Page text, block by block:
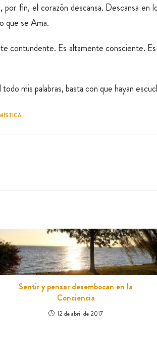
fin, el corazón descansa. Descansa en
que se Ama.
contundente. Es altamente consciente.
mis palabras, basta con que hayan
Sentir y pensar desembocan en la
Conciencia
12 de abril de 2017